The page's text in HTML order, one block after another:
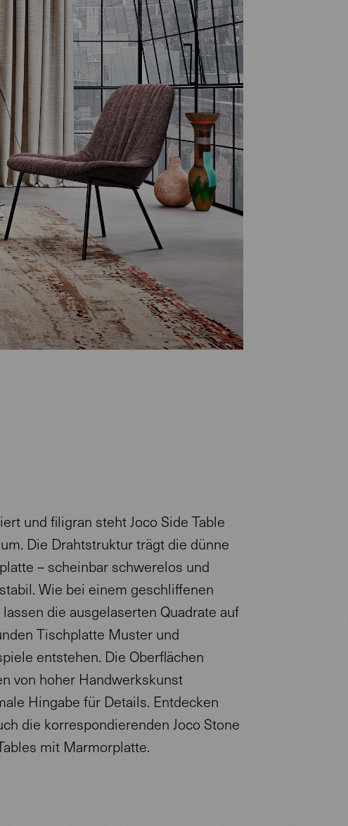
und filigran steht Joco Side Table
Die Drahtstruktur trägt die dünne
– scheinbar schwerelos und
Wie bei einem geschliffenen
lassen die ausgelaserten Quadrate auf
Tischplatte Muster und
entstehen. Die Oberflächen
von hoher Handwerkskunst
Hingabe für Details. Entdecken
die korrespondierenden Joco Stone
mit Marmorplatte.